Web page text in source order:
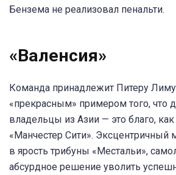
Бензема не реализовал пенальти.
«Валенсия»
Команда принадлежит Питеру
«прекрасным» примером того, что
владельцы из Азии — это благо,
«Манчестер Сити». Эксцентричный
в ярость трибуны «Местальи»,
абсурдное решение уволить